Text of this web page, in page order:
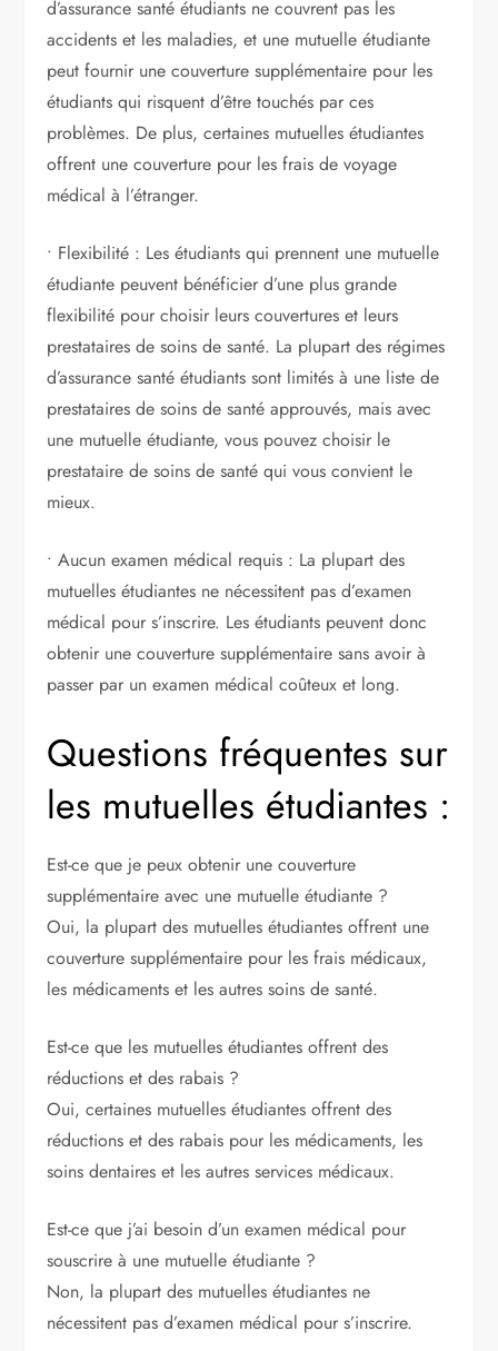
d’assurance santé étudiants ne couvrent pas les
accidents et les maladies, et une mutuelle étudiante
peut fournir une couverture supplémentaire pour les
étudiants qui risquent d’être touchés par ces
problèmes. De plus, certaines mutuelles étudiantes
offrent une couverture pour les frais de voyage
médical à l’étranger.
• Flexibilité : Les étudiants qui prennent une mutuelle
étudiante peuvent bénéficier d’une plus grande
flexibilité pour choisir leurs couvertures et leurs
prestataires de soins de santé. La plupart des régimes
d’assurance santé étudiants sont limités à une liste de
prestataires de soins de santé approuvés, mais avec
une mutuelle étudiante, vous pouvez choisir le
prestataire de soins de santé qui vous convient le
mieux.
• Aucun examen médical requis : La plupart des
mutuelles étudiantes ne nécessitent pas d’examen
médical pour s’inscrire. Les étudiants peuvent donc
obtenir une couverture supplémentaire sans avoir à
passer par un examen médical coûteux et long.
Questions fréquentes sur
les mutuelles étudiantes :
Est-ce que je peux obtenir une couverture
supplémentaire avec une mutuelle étudiante ?
Oui, la plupart des mutuelles étudiantes offrent une
couverture supplémentaire pour les frais médicaux,
les médicaments et les autres soins de santé.
Est-ce que les mutuelles étudiantes offrent des
réductions et des rabais ?
Oui, certaines mutuelles étudiantes offrent des
réductions et des rabais pour les médicaments, les
soins dentaires et les autres services médicaux.
Est-ce que j’ai besoin d’un examen médical pour
souscrire à une mutuelle étudiante ?
Non, la plupart des mutuelles étudiantes ne
nécessitent pas d’examen médical pour s’inscrire.